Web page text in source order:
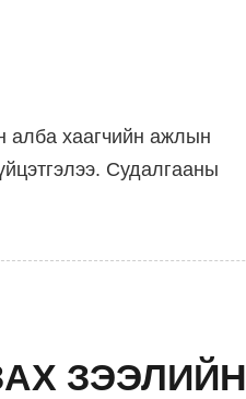
алба хаагчийн ажлын
Судалгааны
ЗЭЭЛИЙН